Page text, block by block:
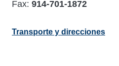
Fax: 914-701-1872
Transporte y direcciones